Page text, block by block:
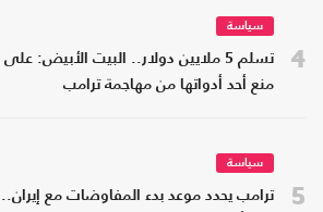
4
سياسة
تسلم 5 ملايين دولار.. البيت الأبيض:
منع أحد أدواتها من مهاجمة ترامب
5
سياسة
ترامب يحدد موعد بدء المفاوضات مع